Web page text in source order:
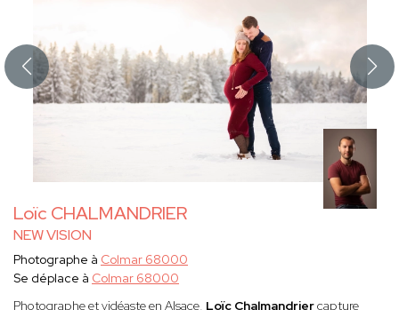
Loïc CHALMANDRIER
NEW VISION
Photographe à Colmar 68000
Se déplace à Colmar 68000
Photographe et vidéaste en Alsace, Loïc Chalmandriercapture